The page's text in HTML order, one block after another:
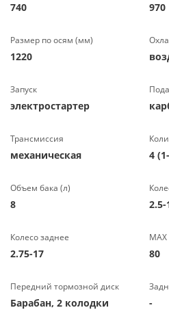
740 970
Размер по осям (мм)
1220
Запуск
электростартер
Трансмиссия
механическая 4
Объем бака (л)
8 2.5-
Колесо заднее
2.75-17
МАХ
80
Передний тормозной диск
Барабан, 2 колодки -